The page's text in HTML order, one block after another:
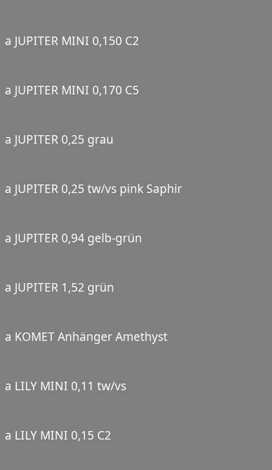
a JUPITER MINI 0,150 C2
a JUPITER MINI 0,170 C5
a JUPITER 0,25 grau
a JUPITER 0,25 tw/vs pink Saphir
a JUPITER 0,94 gelb-grün
a JUPITER 1,52 grün
a KOMET Anhänger Amethyst
a LILY MINI 0,11 tw/vs
a LILY MINI 0,15 C2